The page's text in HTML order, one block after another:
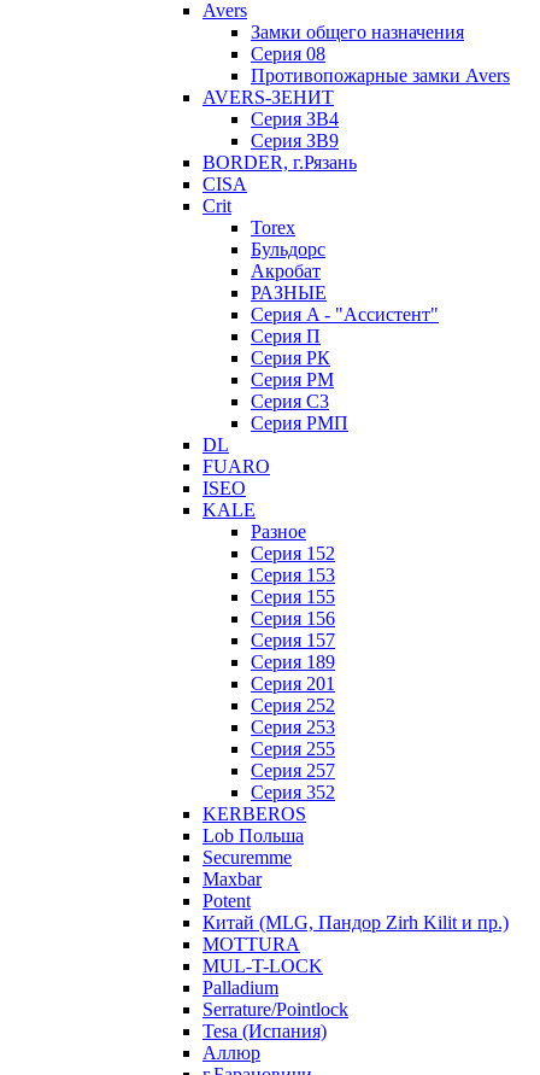
Avers
Замки общего назначения
Серия 08
Противопожарные замки Avers
AVERS-ЗЕНИТ
Серия ЗВ4
Серия ЗВ9
BORDER, г.Рязань
CISA
Crit
Torex
Бульдорс
Акробат
РАЗНЫЕ
Серия A - "Ассистент"
Серия П
Серия РК
Серия РМ
Серия С3
Серия РМП
DL
FUARO
ISEO
KALE
Разное
Серия 152
Серия 153
Серия 155
Серия 156
Серия 157
Серия 189
Серия 201
Серия 252
Серия 253
Серия 255
Серия 257
Серия 352
KERBEROS
Lob Польша
Securemme
Maxbar
Potent
Китай (MLG, Пандор Zirh Kilit и пр.)
MOTTURA
MUL-T-LOCK
Palladium
Serrature/Pointlock
Tesa (Испания)
Аллюр